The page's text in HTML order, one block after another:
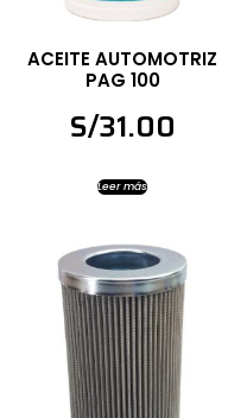
ACEITE AUTOMOTRIZ
PAG 100
S/31.00
Leer más